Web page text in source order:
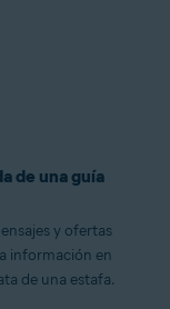
de una guía
y ofertas
información en
de una estafa.